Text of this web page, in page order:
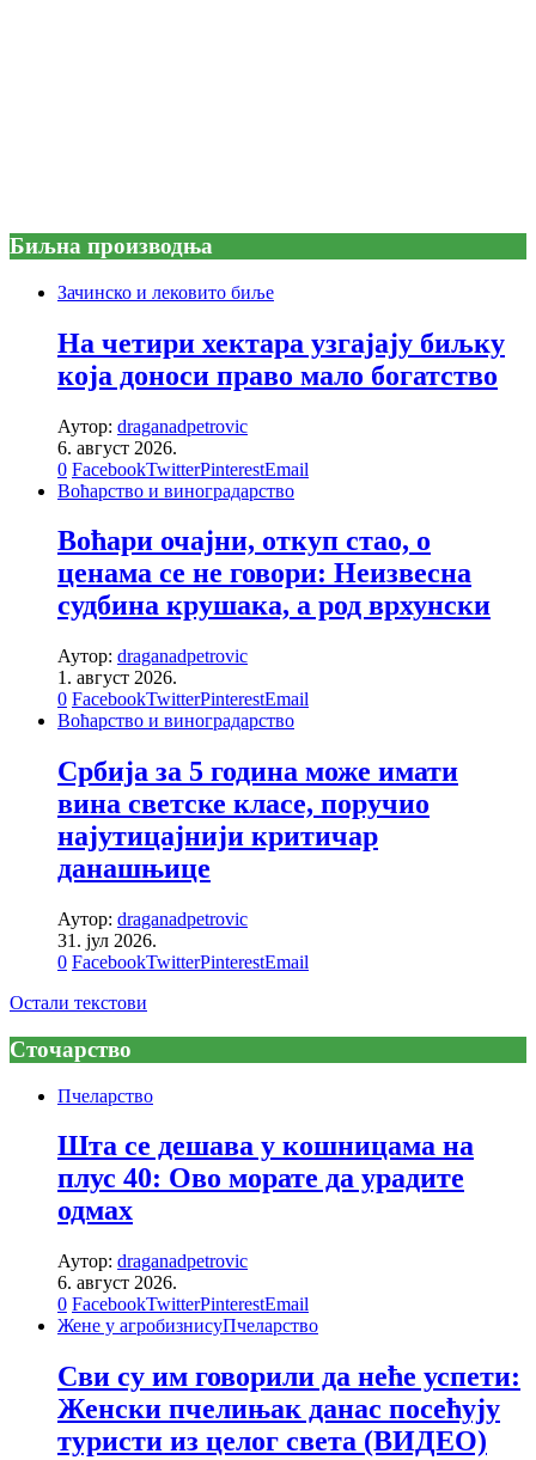
Биљна производња
Зачинско и лековито биље
На четири хектара узгајају биљку
која доноси право мало богатство
Аутор: draganadpetrovic
6. август 2026.
0 FacebookTwitterPinterestEmail
Воћарство и виноградарство
Воћари очајни, откуп стао, о
ценама се не говори: Неизвесна
судбина крушака, а род врхунски
Аутор: draganadpetrovic
1. август 2026.
0 FacebookTwitterPinterestEmail
Воћарство и виноградарство
Србија за 5 година може имати
вина светске класе, поручио
најутицајнији критичар
данашњице
Аутор: draganadpetrovic
31. јул 2026.
0 FacebookTwitterPinterestEmail
Остали текстови
Сточарство
Пчеларство
Шта се дешава у кошницама на
плус 40: Ово морате да урадите
одмах
Аутор: draganadpetrovic
6. август 2026.
0 FacebookTwitterPinterestEmail
Жене у агробизнисуПчеларство
Сви су им говорили да неће успети:
Женски пчелињак данас посећују
туристи из целог света (ВИДЕО)